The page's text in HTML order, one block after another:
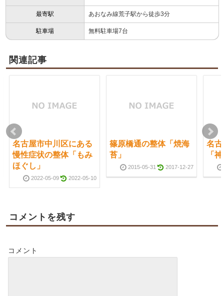
最寄駅 あおなみ線荒子駅から徒歩3分
駐車場 無料駐車場7台
関連記事
名古屋市中川区にある
慢性症状の整体「もみ
ほぐし」
2022-05-09 2022-05-10
篠原橋通の整体「焼海
苔」
2015-05-31 2017-12-27
名
「
コメントを残す
コメント